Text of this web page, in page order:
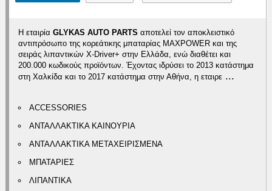
Η εταιρία GLYKAS AUTO PARTSαποτελεί τον αποκλειστικό
αντιπρόσωπο της κορεάτικης μπαταρίας MAXPOWER και της
σειράς λιπαντικών X-Driver+ στην Ελλάδα, ενώ διαθέτει και
200.000 κωδικούς προϊόντων. Έχοντας ιδρύσει το 2013 κατάστημα
στη Χαλκίδα και το 2017 κατάστημα στην Αθήνα, η εταιρε ...
ACCESSORIES
ΑΝΤΑΛΛΑΚΤΙΚΑ ΚΑΙΝΟΥΡΙΑ
ΑΝΤΑΛΛΑΚΤΙΚΑ ΜΕΤΑΧΕΙΡΙΣΜΕΝΑ
ΜΠΑΤΑΡΙΕΣ
ΛΙΠΑΝΤΙΚΑ